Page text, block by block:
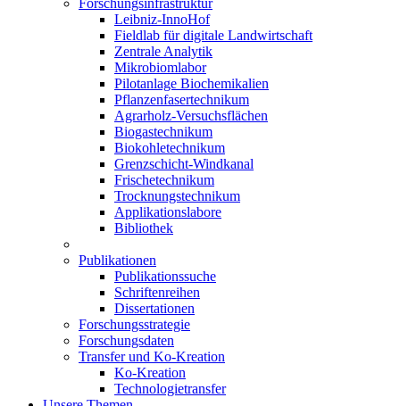
Forschungsinfrastruktur
Leibniz-InnoHof
Fieldlab für digitale Landwirtschaft
Zentrale Analytik
Mikrobiomlabor
Pilotanlage Biochemikalien
Pflanzenfasertechnikum
Agrarholz-Versuchsflächen
Biogastechnikum
Biokohletechnikum
Grenzschicht-Windkanal
Frischetechnikum
Trocknungstechnikum
Applikationslabore
Bibliothek
Publikationen
Publikationssuche
Schriftenreihen
Dissertationen
Forschungsstrategie
Forschungsdaten
Transfer und Ko-Kreation
Ko-Kreation
Technologietransfer